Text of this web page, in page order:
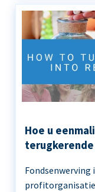
Hoe u
Fondsenwerving